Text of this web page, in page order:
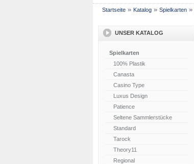
Startseite » Katalog » Spielkarten »
UNSER KATALOG
Spielkarten
100% Plastik
Canasta
Casino Type
Luxus Design
Patience
Seltene Sammlerstücke
Standard
Tarock
Theory11
Regional